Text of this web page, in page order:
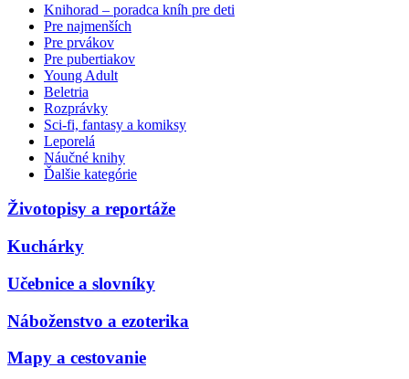
Knihorad – poradca kníh pre deti
Pre najmenších
Pre prvákov
Pre pubertiakov
Young Adult
Beletria
Rozprávky
Sci-fi, fantasy a komiksy
Leporelá
Náučné knihy
Ďalšie kategórie
Životopisy a reportáže
Kuchárky
Učebnice a slovníky
Náboženstvo a ezoterika
Mapy a cestovanie